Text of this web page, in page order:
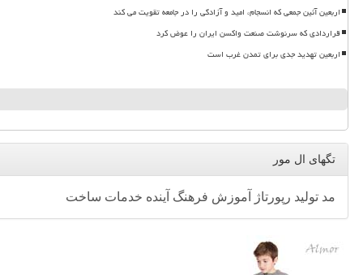
اربعین آئین جمعی که انسجام، امید و آزادگی را در جامعه تقویت می کند
قراردادی که سرنوشت صنعت واکسن ایران را عوض کرد
اربعین تهدید جدی برای تمدن غرب است
تگهای ال مور
مد تولید رپورتاژ آموزش فرهنگ آینده خدمات ساخت